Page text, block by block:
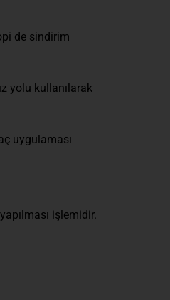
de sindirim
yolu kullanılarak
uygulaması
işlemidir.